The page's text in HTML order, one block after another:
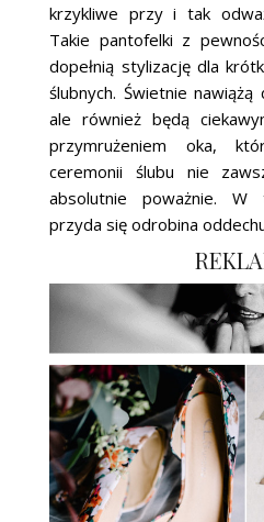
krzykliwe przy i tak
Takie pantofelki z
dopełnią stylizację dla
ślubnych. Świetnie
ale również będą
przymrużeniem oka,
ceremonii ślubu nie
absolutnie poważnie. W
przyda się odrobina